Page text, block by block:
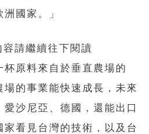
國家。」
容請繼續往下閱讀
原料來自於垂直農場的
場的事業能快速成長，未來
沙尼亞、德國，還能出口
看見台灣的技術，以及台